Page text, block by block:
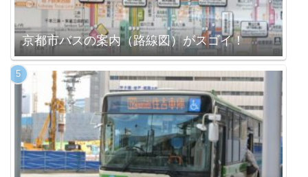
京都市バスの案内（路線図）がスゴイ！